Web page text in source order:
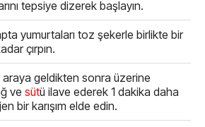
tepsiye dizerek başlayın.
yumurtaları toz şekerle birlikte bir
çırpın.
geldikten sonra üzerine
ve sütü ilave ederek 1 dakika daha
bir karışım elde edin.